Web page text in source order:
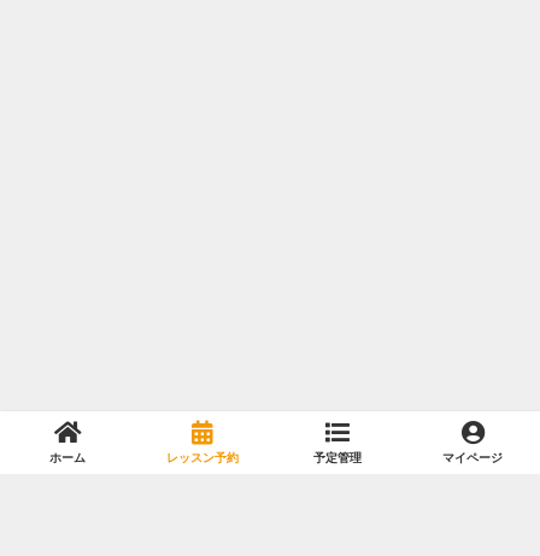
ホーム レッスン予約 予定管理 マイページ